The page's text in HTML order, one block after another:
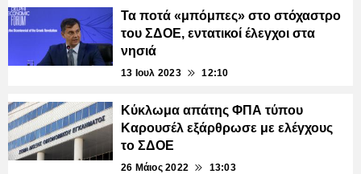
Τα ποτά «μπόμπες» στο στόχαστρο
του ΣΔΟΕ, εντατικοί έλεγχοι στα
νησιά
13 Ιουλ 2023 12:10
Κύκλωμα απάτης ΦΠΑ τύπου
Καρουσέλ εξάρθρωσε με ελέγχους
το ΣΔΟΕ
26 Μάιος 2022 13:03